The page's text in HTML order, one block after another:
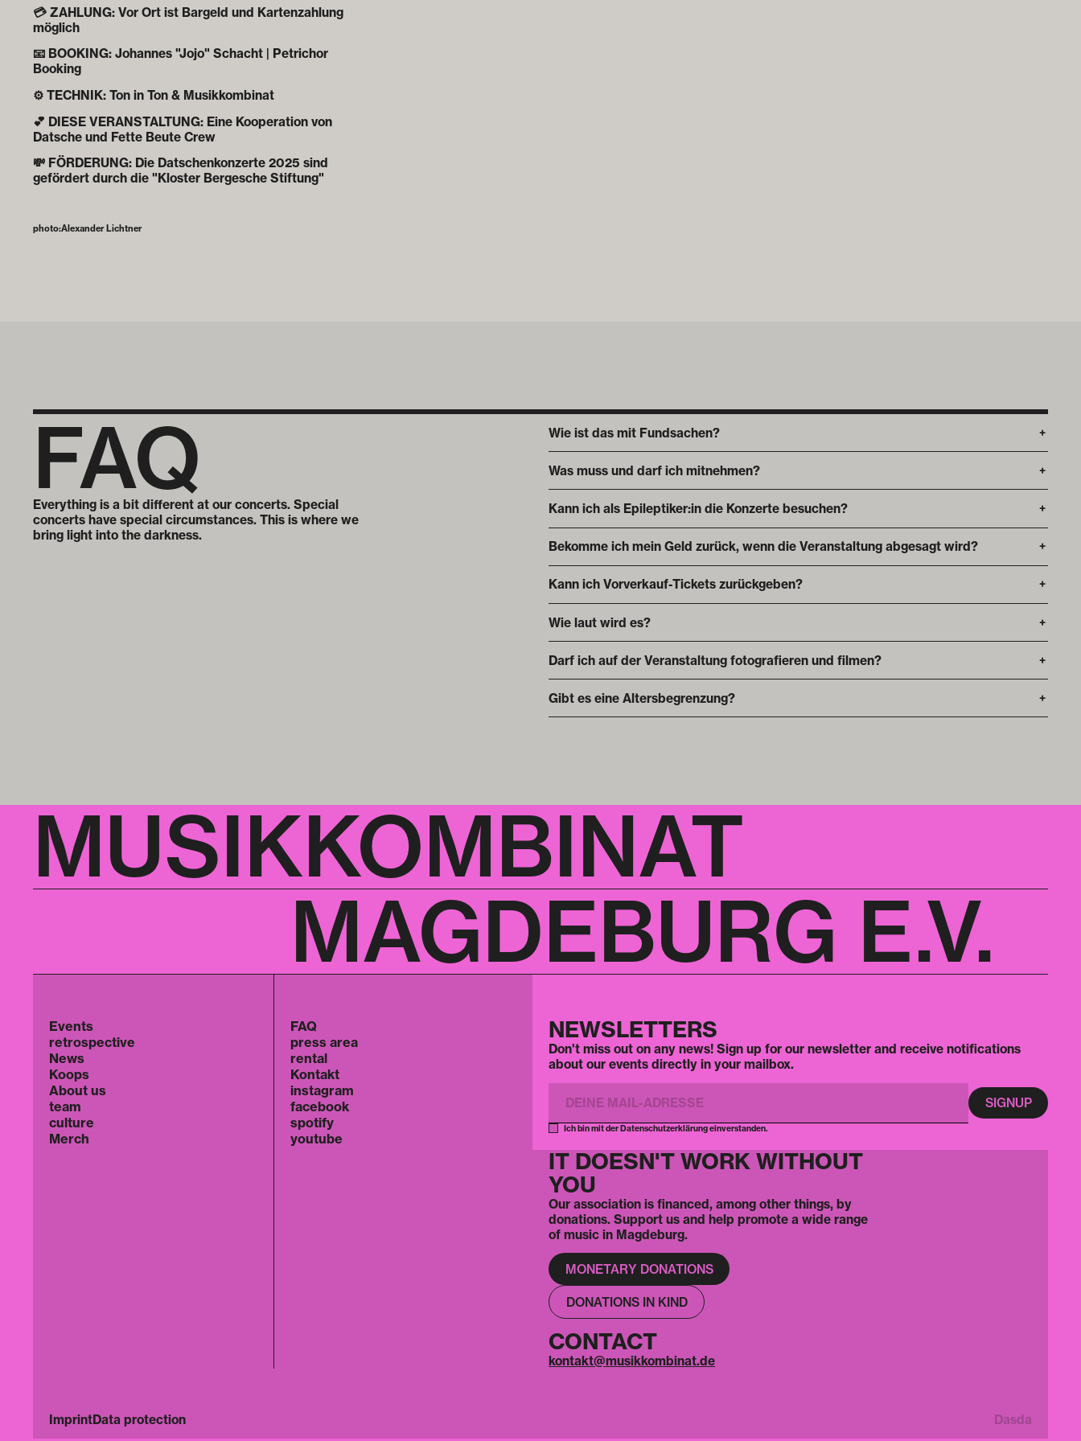
💳 ZAHLUNG: Vor Ort ist Bargeld und Kartenzahlung
möglich
📧 BOOKING: Johannes "Jojo" Schacht | Petrichor
Booking
⚙️ TECHNIK: Ton in Ton & Musikkombinat
💕 DIESE VERANSTALTUNG: Eine Kooperation von
Datsche und Fette Beute Crew
💸 FÖRDERUNG: Die Datschenkonzerte 2025 sind
gefördert durch die "Kloster Bergesche Stiftung"
photo:Alexander Lichtner
FAQ
Everything is a bit different at our concerts. Special
concerts have special circumstances. This is where we
bring light into the darkness.
Wie ist das mit Fundsachen? +
Was muss und darf ich mitnehmen? +
Kann ich als Epileptiker:in die Konzerte besuchen? +
Bekomme ich mein Geld zurück, wenn die Veranstaltung abgesagt wird? +
Kann ich Vorverkauf-Tickets zurückgeben? +
Wie laut wird es? +
Darf ich auf der Veranstaltung fotografieren und filmen? +
Gibt es eine Altersbegrenzung? +
MUSIKKOMBINAT
MAGDEBURG E.V.
Events
retrospective
News
Koops
About us
team
culture
Merch
FAQ
press area
rental
Kontakt
instagram
facebook
spotify
youtube
NEWSLETTERS
Don't miss out on any news! Sign up for our newsletter and receive notifications
about our events directly in your mailbox.
Ich bin mit der Datenschutzerklärung einverstanden.
IT DOESN'T WORK WITHOUT
YOU
Our association is financed, among other things, by
donations. Support us and help promote a wide range
of music in Magdeburg.
MONETARY DONATIONS
DONATIONS IN KIND
CONTACT
kontakt@musikkombinat.de
ImprintData protection Dasda